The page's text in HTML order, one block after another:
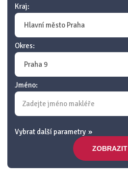
Kraj:
Okres:
Jméno:
Vybrat další parametry
ZOBRAZIT